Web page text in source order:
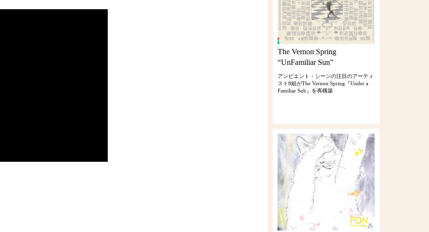
The Vernon Spring
“UnFamiliar Sun”
アンビエント・シーンの注目のアーティ
スト8組がThe Vernon Spring『Under a
Familiar Sub』を再構築